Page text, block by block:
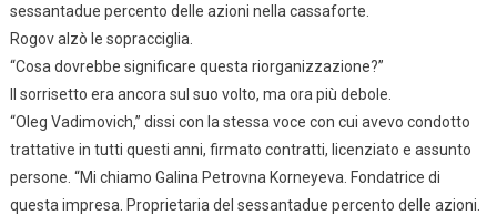
sessantadue percento delle azioni nella cassaforte.
Rogov alzò le sopracciglia.
“Cosa dovrebbe significare questa riorganizzazione?”
Il sorrisetto era ancora sul suo volto, ma ora più debole.
“Oleg Vadimovich,” dissi con la stessa voce con cui avevo condotto
trattative in tutti questi anni, firmato contratti, licenziato e assunto
persone. “Mi chiamo Galina Petrovna Korneyeva. Fondatrice di
questa impresa. Proprietaria del sessantadue percento delle azioni.